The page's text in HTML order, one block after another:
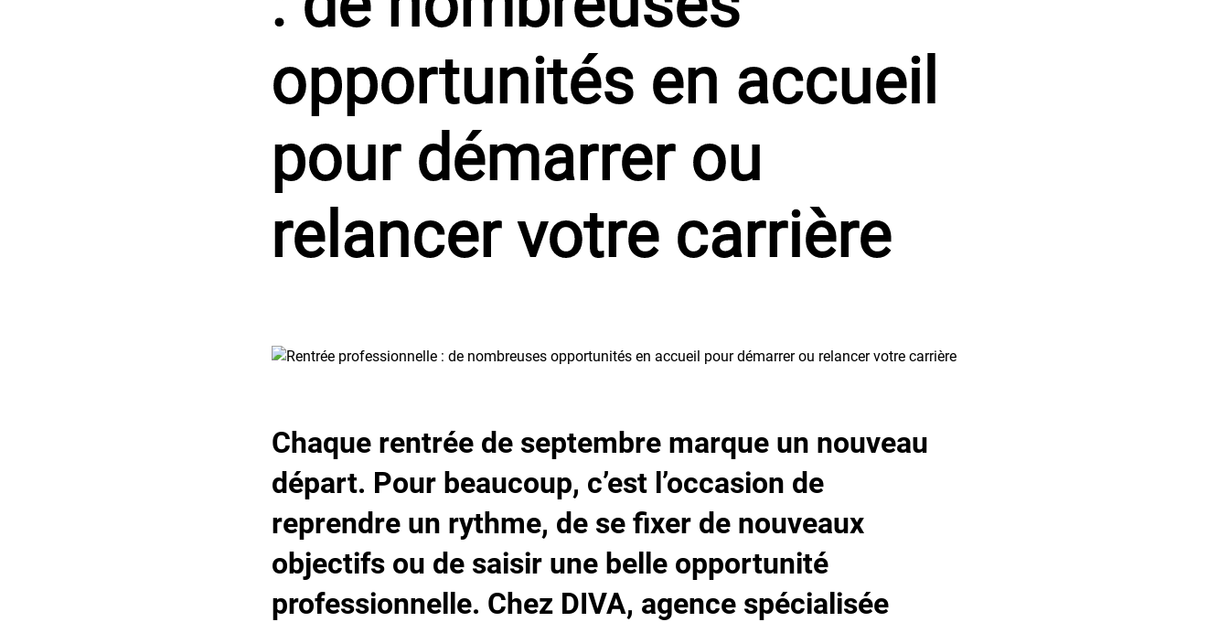
opportunités en accueil
pour démarrer ou
relancer votre carrière
Chaque rentrée de septembre marque un nouveau
départ. Pour beaucoup, c’est l’occasion de
reprendre un rythme, de se fixer de nouveaux
objectifs ou de saisir une belle opportunité
professionnelle. Chez DIVA, agence spécialisée